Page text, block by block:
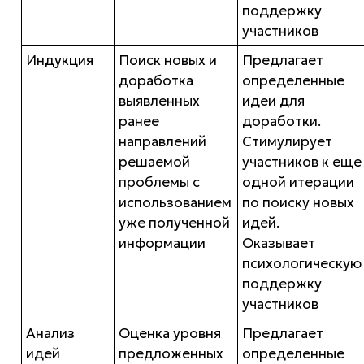
поддержку
участников
Индукция
Поиск новых и
доработка
выявленных
ранее
направлений
решаемой
проблемы с
использованием
уже полученной
информации
Предлагает
определенные
идеи для
доработки.
Стимулирует
участников к еще
одной итерации
по поиску новых
идей.
Оказывает
психологическую
поддержку
участников
Анализ
идей
Оценка уровня
предложенных
Предлагает
определенные